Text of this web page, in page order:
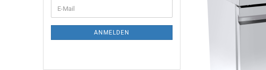
ZUR
E-
Mail
ANMELDEN